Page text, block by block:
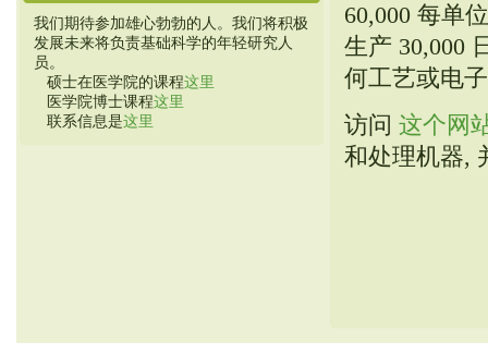
我们期待参加雄心勃勃的人。我们将积极
发展未来将负责基础科学的年轻研究人
员。
硕士在医学院的课程这里
医学院博士课程这里
联系信息是这里
60,000 每单
生产 30,000
何工艺或电
访问 这个网
和处理机器,